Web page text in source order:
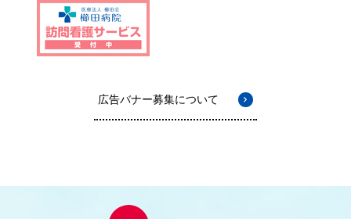
広告バナー募集について